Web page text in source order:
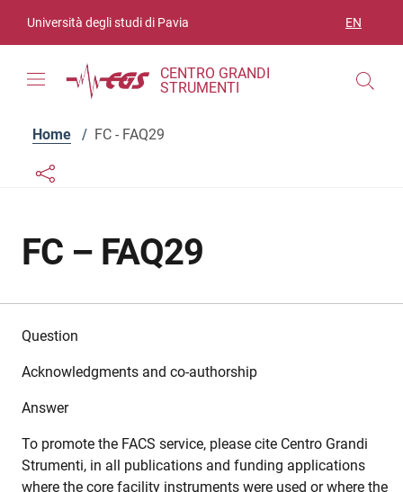
Università degli studi di Pavia EN
CENTRO GRANDI
STRUMENTI
Home / FC - FAQ29
Links condivisione social
Bottone condivisione social
FC – FAQ29
Question
Acknowledgments and co-authorship
Answer
To promote the FACS service, please cite Centro Grandi
Strumenti, in all publications and funding applications
where the core facility instruments were used or where the